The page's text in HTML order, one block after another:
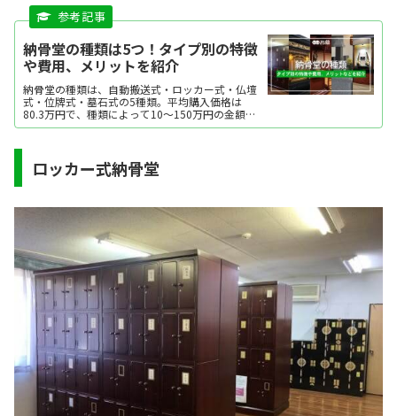
納骨堂の種類は5つ！タイプ別の特徴
や費用、メリットを紹介
納骨堂の種類は、自動搬送式・ロッカー式・仏壇
式・位牌式・墓石式の5種類。平均購入価格は
80.3万円で、種類によって10～150万円の金額幅
があります。納骨堂の種類別の特徴やメリット、
ロッカー式納骨堂